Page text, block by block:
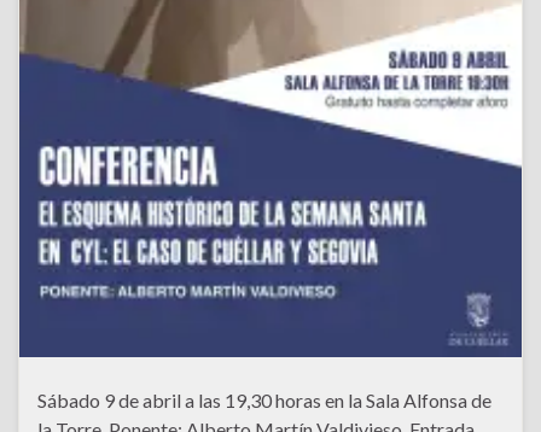
Sábado 9 de abril a las 19,30 horas en la Sala Alfonsa de